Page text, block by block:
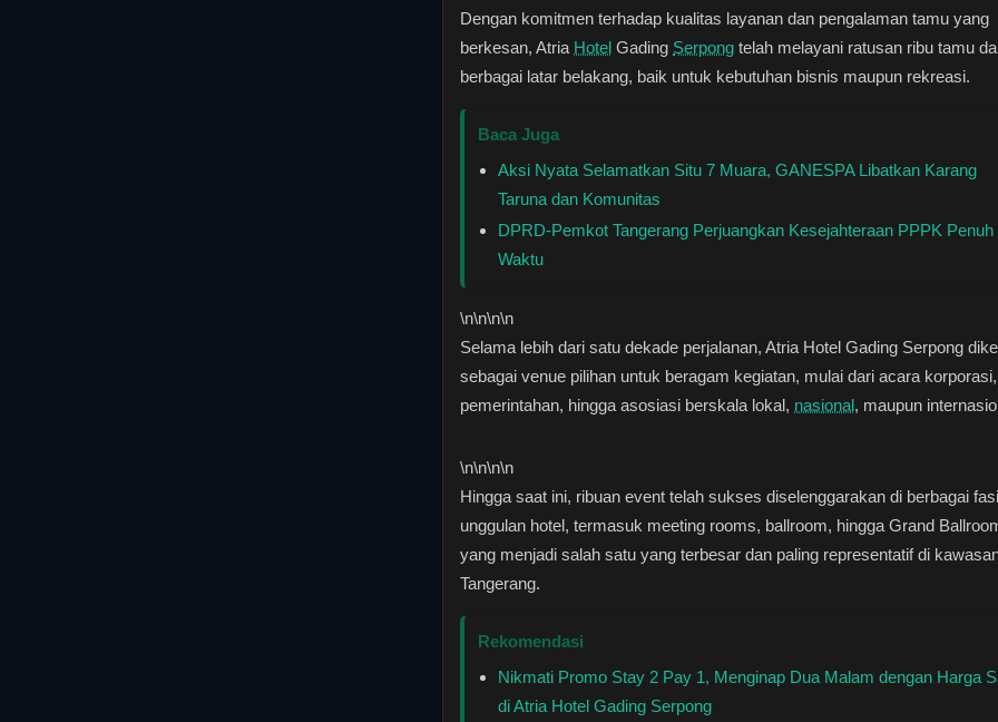
Dengan komitmen terhadap kualitas layanan dan pengalaman tamu yang
berkesan, Atria Hotel Gading Serpong telah melayani ratusan ribu tamu
berbagai latar belakang, baik untuk kebutuhan bisnis maupun rekreasi.
Baca Juga
Aksi Nyata Selamatkan Situ 7 Muara, GANESPA Libatkan Karang
Taruna dan Komunitas
DPRD-Pemkot Tangerang Perjuangkan Kesejahteraan PPPK Penuh
Waktu
\n\n\n\n
Selama lebih dari satu dekade perjalanan, Atria Hotel Gading Serpong
sebagai venue pilihan untuk beragam kegiatan, mulai dari acara korporasi,
pemerintahan, hingga asosiasi berskala lokal, nasional, maupun
\n\n\n\n
Hingga saat ini, ribuan event telah sukses diselenggarakan di berbagai
unggulan hotel, termasuk meeting rooms, ballroom, hingga Grand
yang menjadi salah satu yang terbesar dan paling representatif di
Tangerang.
Rekomendasi
Nikmati Promo Stay 2 Pay 1, Menginap Dua Malam dengan Harga
di Atria Hotel Gading Serpong